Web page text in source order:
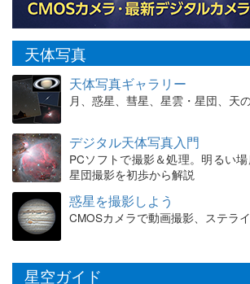
天体写真
天体写真ギャラリー
月、惑星、彗星、星雲・星団、天
デジタル天体写真入門
PCソフトで撮影＆処理。明るい
星団撮影を初歩から解説
惑星を撮影しよう
CMOSカメラで動画撮影、ステラ
星空ガイド